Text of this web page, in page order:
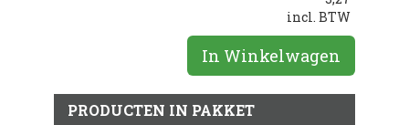
incl. BTW
In Winkelwagen
PRODUCTEN IN PAKKET